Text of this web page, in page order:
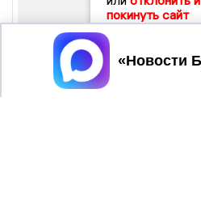
покинуть сайт
Принять